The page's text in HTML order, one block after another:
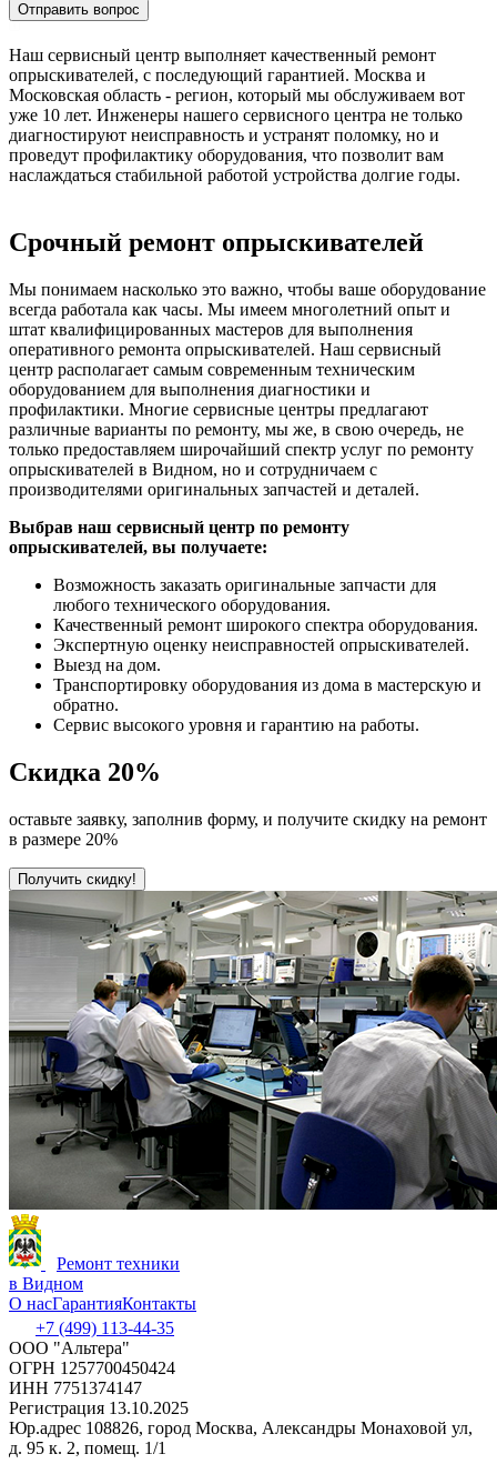
Отправить вопрос
Наш сервисный центр выполняет качественный ремонт
опрыскивателей, с последующий гарантией. Москва и
Московская область - регион, который мы обслуживаем вот
уже 10 лет. Инженеры нашего сервисного центра не только
диагностируют неисправность и устранят поломку, но и
проведут профилактику оборудования, что позволит вам
наслаждаться стабильной работой устройства долгие годы.
Срочный ремонт опрыскивателей
Мы понимаем насколько это важно, чтобы ваше оборудование
всегда работала как часы. Мы имеем многолетний опыт и
штат квалифицированных мастеров для выполнения
оперативного ремонта опрыскивателей. Наш сервисный
центр располагает самым современным техническим
оборудованием для выполнения диагностики и
профилактики. Многие сервисные центры предлагают
различные варианты по ремонту, мы же, в свою очередь, не
только предоставляем широчайший спектр услуг по ремонту
опрыскивателей в Видном, но и сотрудничаем с
производителями оригинальных запчастей и деталей.
Выбрав наш сервисный центр по ремонту
опрыскивателей, вы получаете:
Возможность заказать оригинальные запчасти для
любого технического оборудования.
Качественный ремонт широкого спектра оборудования.
Экспертную оценку неисправностей опрыскивателей.
Выезд на дом.
Транспортировку оборудования из дома в мастерскую и
обратно.
Сервис высокого уровня и гарантию на работы.
Скидка 20%
оставьте заявку, заполнив форму, и получите скидку на ремонт
в размере 20%
Получить скидку!
Ремонт техники
в Видном
О насГарантияКонтакты
+7 (499) 113-44-35
ООО "Альтера"
ОГРН 1257700450424
ИНН 7751374147
Регистрация 13.10.2025
Юр.адрес 108826, город Москва, Александры Монаховой ул,
д. 95 к. 2, помещ. 1/1